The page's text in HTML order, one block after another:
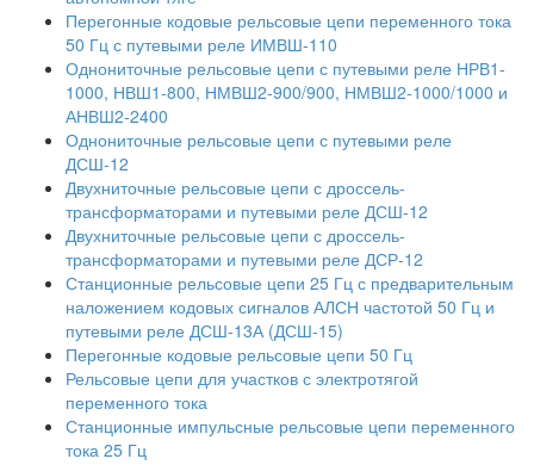
Перегонные кодовые рельсовые цепи переменного тока
50 Гц с путевыми реле ИМВШ-110
Однониточные рельсовые цепи с путевыми реле НРВ1-
1000, НВШ1-800, НМВШ2-900/900, НМВШ2-1000/1000 и
АНВШ2-2400
Однониточные рельсовые цепи с путевыми реле
ДСШ-12
Двухниточные рельсовые цепи с дроссель-
трансформаторами и путевыми реле ДСШ-12
Двухниточные рельсовые цепи с дроссель-
трансформаторами и путевыми реле ДСР-12
Станционные рельсовые цепи 25 Гц с предварительным
наложением кодовых сигналов АЛСН частотой 50 Гц и
путевыми реле ДСШ-13А (ДСШ-15)
Перегонные кодовые рельсовые цепи 50 Гц
Рельсовые цепи для участков с электротягой
переменного тока
Станционные импульсные рельсовые цепи переменного
тока 25 Гц